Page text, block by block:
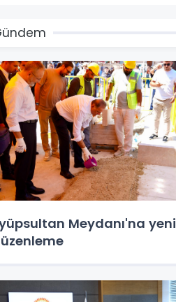
Meydanı'na yeni